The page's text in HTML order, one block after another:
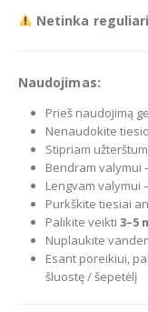
Netinka
Naudojimas:
Prieš naudojimą
Nenaudokite
Stipriam
Bendram valymui
Lengvam valymui
Purkškite tiesiai
Palikite veikti 3–5
Nuplaukite
Esant poreikiui,
šluostę / šepetėlį